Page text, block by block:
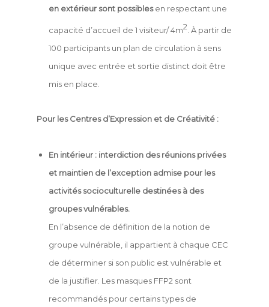
en extérieur sont possiblesen respectant une
capacité d’accueil de 1 visiteur/ 4m2. À partir de
100 participants un plan de circulation à sens
unique avec entrée et sortie distinct doit être
mis en place.
Pour les Centres d’Expression et de Créativité :
En intérieur : interdiction des réunions privées
et maintien de l’exception admise pour les
activités socioculturelle destinées à des
groupes vulnérables.
En l’absence de définition de la notion de
groupe vulnérable, il appartient à chaque CEC
de déterminer si son public est vulnérable et
de la justifier. Les masques FFP2 sont
recommandés pour certains types de